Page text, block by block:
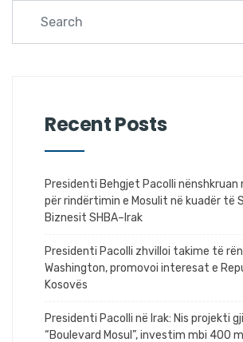
Recent Posts
Presidenti Behgjet Pacolli nënshkruan
për rindërtimin e Mosulit në kuadër të
Biznesit SHBA–Irak
Presidenti Pacolli zhvilloi takime të
Washington, promovoi interesat e
Kosovës
Presidenti Pacolli në Irak: Nis projekti
“Boulevard Mosul”, investim mbi 400